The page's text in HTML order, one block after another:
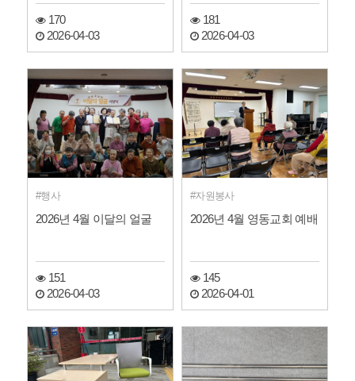
170
2026-04-03
181
2026-04-03
행사
2026년 4월 이달의 얼굴
151
2026-04-03
자원봉사
2026년 4월 영동교회 예배
145
2026-04-01